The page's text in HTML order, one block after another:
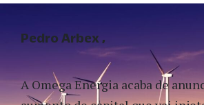
A Omega Energia acaba de
Pedro Arbex